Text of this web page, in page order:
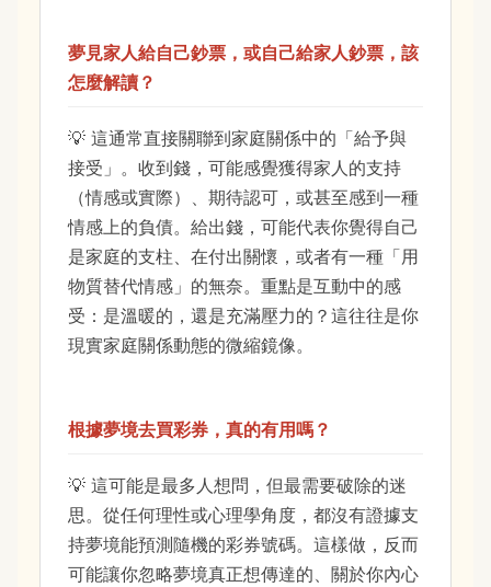
夢見家人給自己鈔票，或自己給家人鈔票，該
怎麼解讀？
這通常直接關聯到家庭關係中的「給予與
接受」。收到錢，可能感覺獲得家人的支持
（情感或實際）、期待認可，或甚至感到一種
情感上的負債。給出錢，可能代表你覺得自己
是家庭的支柱、在付出關懷，或者有一種「用
物質替代情感」的無奈。重點是互動中的感
受：是溫暖的，還是充滿壓力的？這往往是你
現實家庭關係動態的微縮鏡像。
根據夢境去買彩券，真的有用嗎？
這可能是最多人想問，但最需要破除的迷
思。從任何理性或心理學角度，都沒有證據支
持夢境能預測隨機的彩券號碼。這樣做，反而
可能讓你忽略夢境真正想傳達的、關於你內心